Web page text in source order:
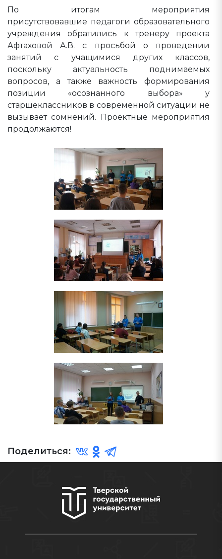
По итогам мероприятия
присутствовавшие педагоги образовательного
учреждения обратились к тренеру проекта
Афтаховой А.В. с просьбой о проведении
занятий с учащимися других классов,
поскольку актуальность поднимаемых
вопросов, а также важность формирования
позиции «осознанного выбора» у
старшеклассников в современной ситуации не
вызывает сомнений. Проектные мероприятия
продолжаются!
Поделиться: